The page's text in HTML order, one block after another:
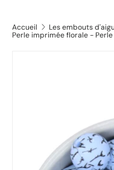
Accueil
Les embouts
Perle imprimée florale -